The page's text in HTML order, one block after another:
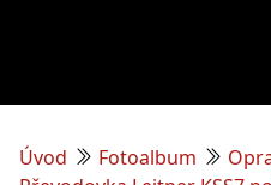
Úvod Fotoalbum